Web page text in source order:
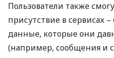
Пользователи также
присутствие в сервисах
данные, которые они
(например, сообщения и